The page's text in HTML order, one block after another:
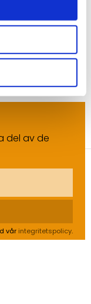
del av de
vår integritetspolicy.